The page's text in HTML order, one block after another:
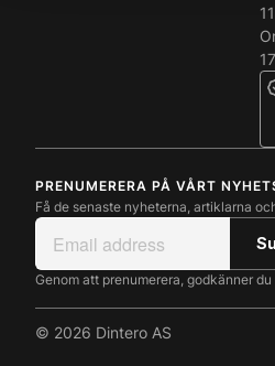
PRENUMERERA PÅ VÅRT
Få de senaste nyheterna, artiklarna
Genom att prenumerera, godkänner du
© 2026 Dintero AS